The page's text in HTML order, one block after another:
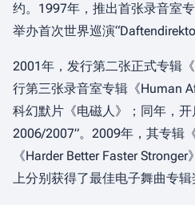
约。1997年，推出首张录音室
举办首次世界巡演
2001年，发行第二张正式专辑
行第三张录音室专辑《Human
科幻默片《电磁人》；同年，
2006/2007”。2009年，其专辑
《Harder Better Faster
上分别获得了最佳电子舞曲专辑